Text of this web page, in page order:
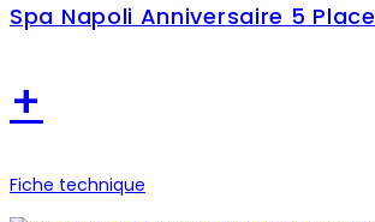
Spa Napoli Anniversaire 5
+
Fiche technique